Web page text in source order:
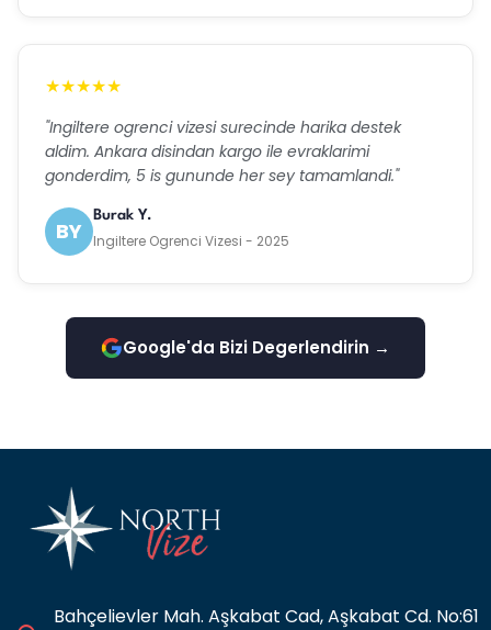
★★★★★
"Ingiltere ogrenci vizesi surecinde harika destek
aldim. Ankara disindan kargo ile evraklarimi
gonderdim, 5 is gununde her sey tamamlandi."
BY
Burak Y.
Ingiltere Ogrenci Vizesi - 2025
Google'da Bizi Degerlendirin →
Bahçelievler Mah. Aşkabat Cad, Aşkabat Cd. No:61